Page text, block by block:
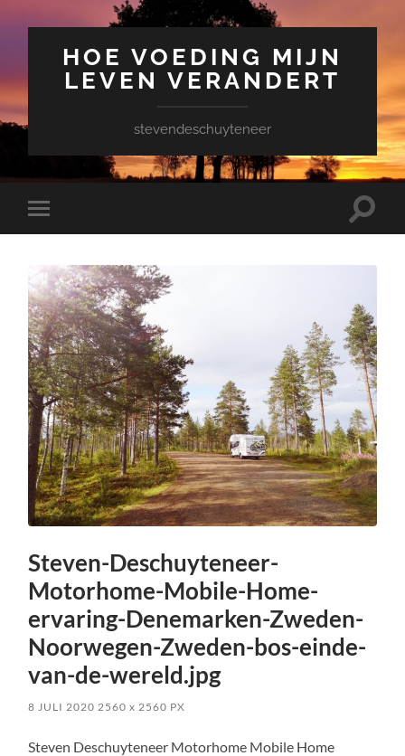
HOE VOEDING MIJN
LEVEN VERANDERT
stevendeschuyteneer
Toggle
mobiel
Toggle
Steven-Deschuyteneer-
Motorhome-Mobile-Home-
ervaring-Denemarken-Zweden-
Noorwegen-Zweden-bos-einde-
van-de-wereld.jpg
8 JULI 2020 2560x 2560 PX
Steven Deschuyteneer Motorhome Mobile Home